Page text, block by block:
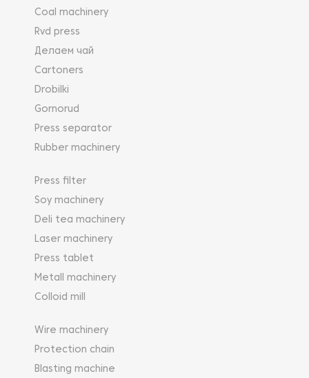
Coal machinery
Rvd press
Делаем чай
Cartoners
Drobilki
Gornorud
Press separator
Rubber machinery
Press filter
Soy machinery
Deli tea machinery
Laser machinery
Press tablet
Metall machinery
Colloid mill
Wire machinery
Protection chain
Blasting machine